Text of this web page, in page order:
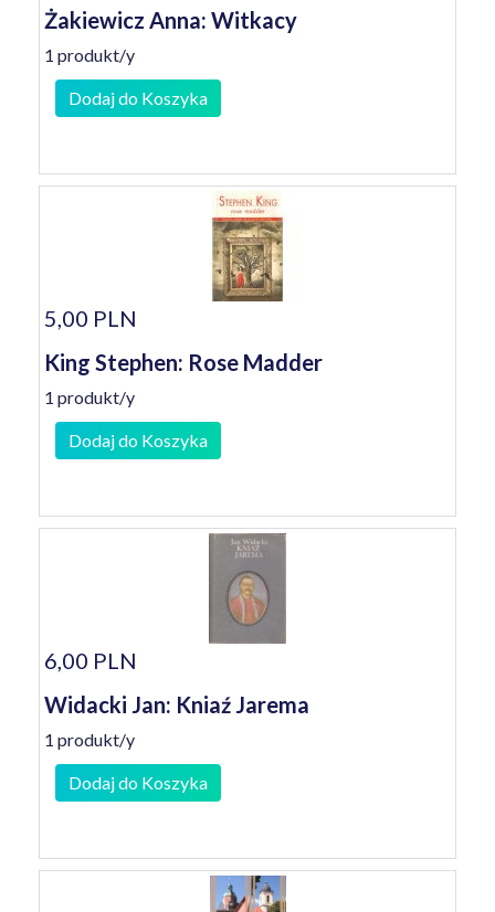
Żakiewicz Anna: Witkacy
1 produkt/y
Dodaj do Koszyka
5,00 PLN
King Stephen: Rose Madder
1 produkt/y
Dodaj do Koszyka
6,00 PLN
Widacki Jan: Kniaź Jarema
1 produkt/y
Dodaj do Koszyka